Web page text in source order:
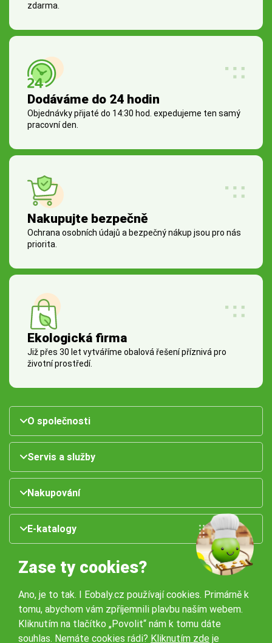
zdarma.
Dodáváme do 24 hodin
Objednávky přijaté do 14:30 hod. expedujeme ten samý
pracovní den.
Nakupujte bezpečně
Ochrana osobních údajů a bezpečný nákup jsou pro nás
priorita.
Ekologická firma
Již přes 30 let vytváříme obalová řešení příznivá pro
životní prostředí.
O společnosti
Servis a služby
Nakupování
E-katalogy
Naše pobočky:
Zase ty cookies?
Ano, je to tak. I Eobaly.cz používají cookies. Primárně k
tomu, abychom vám zpříjemnili plavbu naším webem.
Kliknutím na tlačítko „Povolit“ nám k tomu dáte
souhlas. Nemáte cookies rádi? Kliknutím zde je